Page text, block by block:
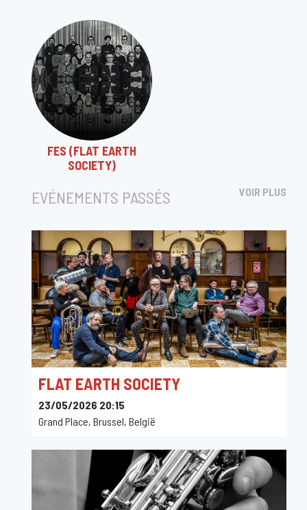
FES (FLAT EARTH
SOCIETY)
EVÉNEMENTS PASSÉS VOIR PLUS
FLAT EARTH SOCIETY
23/05/2026 20:15
Grand Place, Brussel, België